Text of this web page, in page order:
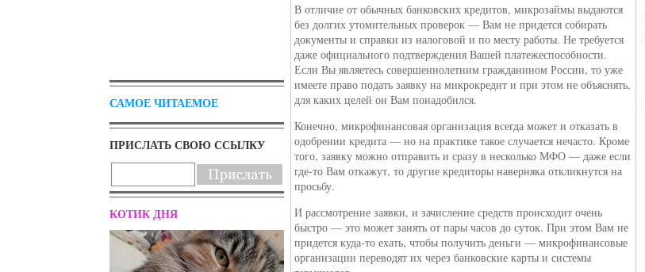
САМОЕ ЧИТАЕМОЕ
ПРИСЛАТЬ СВОЮ ССЫЛКУ
КОТИК ДНЯ
В отличие от обычных банковских кредитов, микрозаймы выдаются
без долгих утомительных проверок — Вам не придется собирать
документы и справки из налоговой и по месту работы. Не требуется
даже официального подтверждения Вашей платежеспособности.
Если Вы являетесь совершеннолетним гражданином России, то уже
имеете право подать заявку на микрокредит и при этом не объяснять,
для каких целей он Вам понадобился.
Конечно, микрофинансовая организация всегда может и отказать в
одобрении кредита — но на практике такое случается нечасто. Кроме
того, заявку можно отправить и сразу в несколько МФО — даже если
где-то Вам откажут, то другие кредиторы наверняка откликнутся на
просьбу.
И рассмотрение заявки, и зачисление средств происходит очень
быстро — это может занять от пары часов до суток. При этом Вам не
придется куда-то ехать, чтобы получить деньги — микрофинансовые
организации переводят их через банковские карты и системы